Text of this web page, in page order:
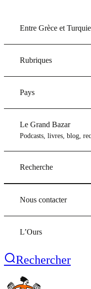
Entre Grèce et
Rubriques
Pays
Le Grand Bazar
Podcasts, livres, blog,
Recherche
Nous contacter
L’Ours
Rechercher